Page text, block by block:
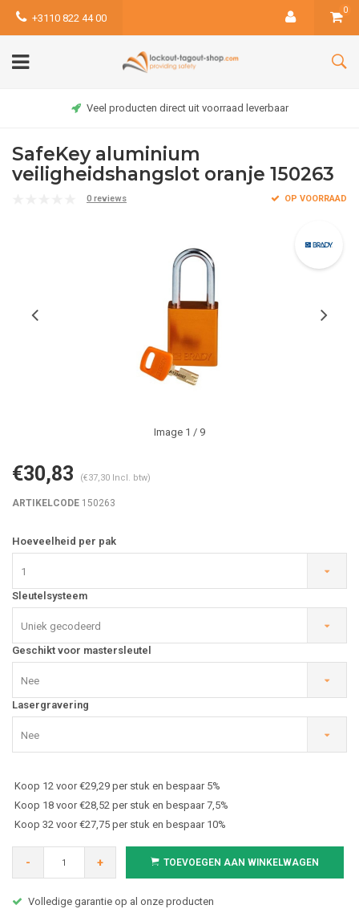
+3110 822 44 00
0
Veel producten direct uit voorraad leverbaar
SafeKey aluminium
veiligheidshangslot oranje 150263
0 reviews OP VOORRAAD
Image 1 / 9
€30,83 (€37,30 Incl. btw)
ARTIKELCODE 150263
Hoeveelheid per pak
1
Sleutelsysteem
Uniek gecodeerd
Geschikt voor mastersleutel
Nee
Lasergravering
Nee
Koop 12 voor €29,29 per stuk en bespaar 5%
Koop 18 voor €28,52 per stuk en bespaar 7,5%
Koop 32 voor €27,75 per stuk en bespaar 10%
- + TOEVOEGEN AAN WINKELWAGEN
Volledige garantie op al onze producten